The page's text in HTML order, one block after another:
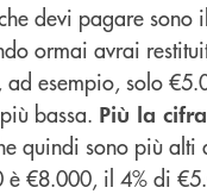
devi pagare sono
ormai avrai
ad esempio, solo
bassa. Più la
quindi sono più alti
€8.000, il 4% di